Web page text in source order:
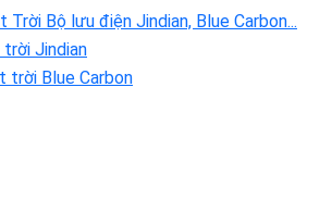
Trời Bộ lưu điện Jindian, Blue Carbon...
Jindian
trời Blue Carbon